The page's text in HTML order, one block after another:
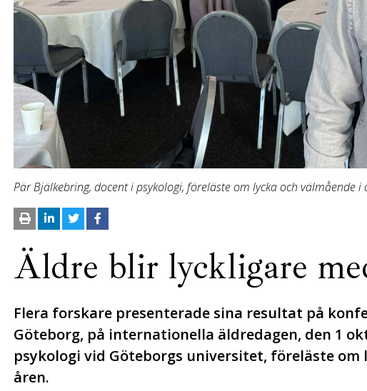
Pär Bjälkebring, docent i psykologi, föreläste om lycka och välmående i
Äldre blir lyckligare
Flera forskare presenterade sina resultat på
Göteborg, på internationella äldredagen, den 1
psykologi vid Göteborgs universitet, föreläste
åren.